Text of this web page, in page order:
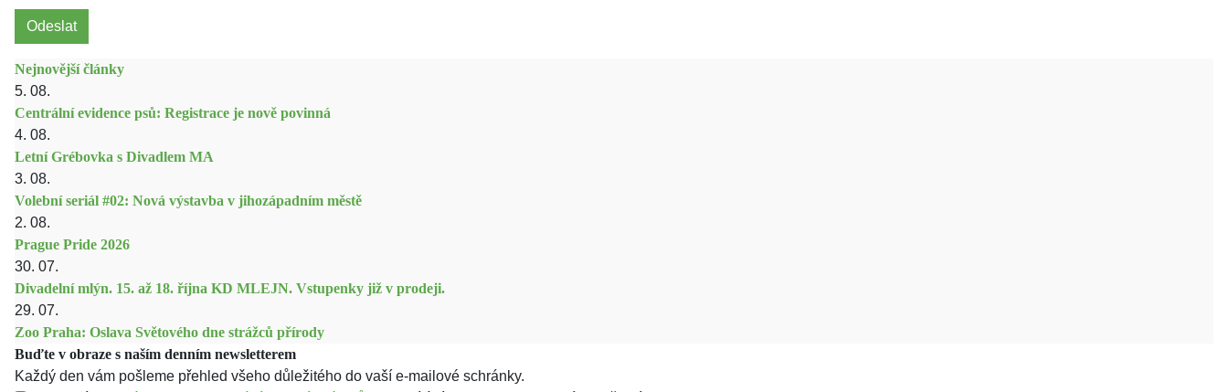
Odeslat
Nejnovější články
5. 08.
Centrální evidence psů: Registrace je nově povinná
4. 08.
Letní Grébovka s Divadlem MA
3. 08.
Volební seriál #02: Nová výstavba v jihozápadním městě
2. 08.
Prague Pride 2026
30. 07.
Divadelní mlýn. 15. až 18. října KD MLEJN. Vstupenky již v prodeji.
29. 07.
Zoo Praha: Oslava Světového dne strážců přírody
Buďte v obraze s naším denním newsletterem
Každý den vám pošleme přehled všeho důležitého do vaší e-mailové schránky.